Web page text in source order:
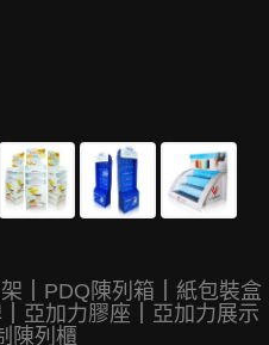
PDQ陳列箱
紙包裝盒
亞加力膠座
亞加力展示
陳列櫃